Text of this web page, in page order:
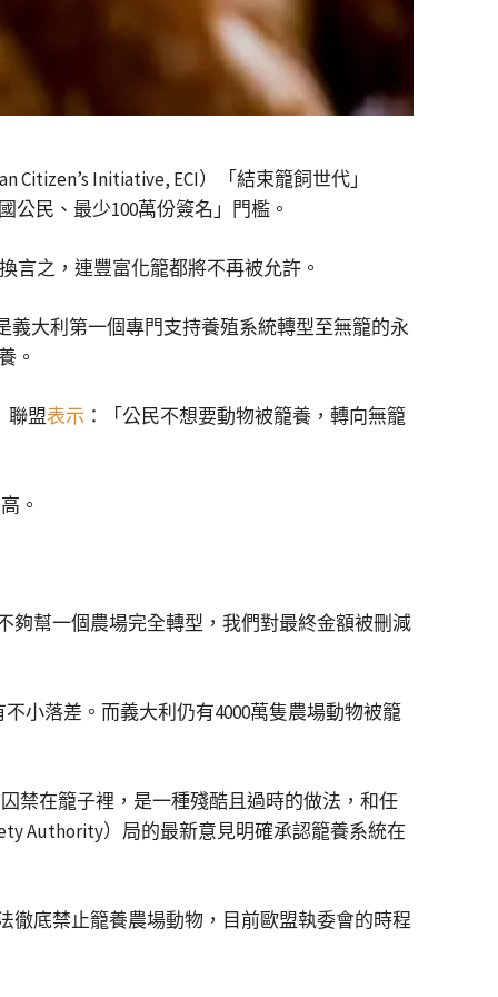
Citizen’s Initiative, ECI）「結束籠飼世代」
公民、最少100萬份簽名」門檻。
言之，連豐富化籠都將不再被允許。
義大利第一個專門支持養殖系統轉型至無籠的永
。
聯盟表示 ：「公民不想要動物被籠養，轉向無籠
。
夠幫一個農場完全轉型，我們對最終金額被刪減
小落差。而義大利仍有4000萬隻農場動物被籠
禁在籠子裡，是一種殘酷且過時的做法，和任
Authority）局的最新意見明確承認籠養系統在
底禁止籠養農場動物，目前歐盟執委會的時程